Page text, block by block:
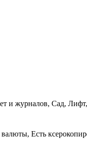
и журналов, Сад,
Есть